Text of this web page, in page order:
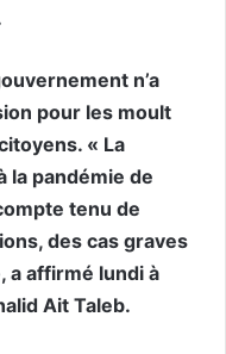
n’a
pour les moult
« La
la pandémie de
tenu de
des cas graves
a affirmé lundi à
Ait Taleb.